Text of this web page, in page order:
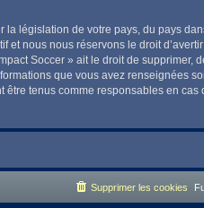
législation de votre pays, du pays
nous nous réservons le droit
Soccer » ait le droit de supprimer,
que vous avez renseignées
tenus comme responsables en cas
Supprimer les cookies